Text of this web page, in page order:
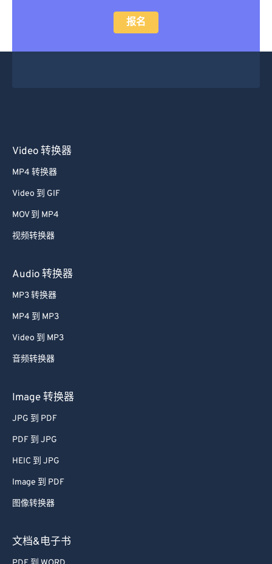
报名
Video 转换器
MP4 转换器
Video 到 GIF
MOV 到 MP4
视频转换器
Audio 转换器
MP3 转换器
MP4 到 MP3
Video 到 MP3
音频转换器
Image 转换器
JPG 到 PDF
PDF 到 JPG
HEIC 到 JPG
Image 到 PDF
图像转换器
文档&电子书